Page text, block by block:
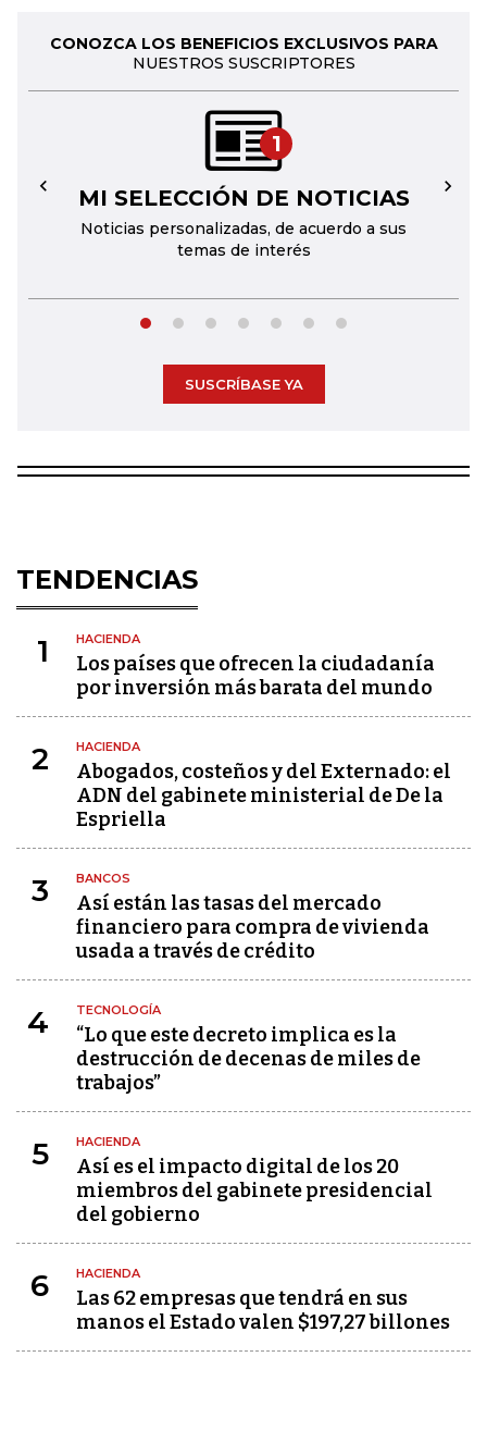
CONOZCA LOS BENEFICIOS EXCLUSIVOS PARA
NUESTROS SUSCRIPTORES
1
MI SELECCIÓN DE NOTICIAS
Noticias personalizadas, de acuerdo a sus
temas de interés
← →
SUSCRÍBASE YA
TENDENCIAS
1 HACIENDA
Los países que ofrecen la ciudadanía
por inversión más barata del mundo
2 HACIENDA
Abogados, costeños y del Externado: el
ADN del gabinete ministerial de De la
Espriella
3 BANCOS
Así están las tasas del mercado
financiero para compra de vivienda
usada a través de crédito
4 TECNOLOGÍA
“Lo que este decreto implica es la
destrucción de decenas de miles de
trabajos”
5 HACIENDA
Así es el impacto digital de los 20
miembros del gabinete presidencial
del gobierno
6 HACIENDA
Las 62 empresas que tendrá en sus
manos el Estado valen $197,27 billones